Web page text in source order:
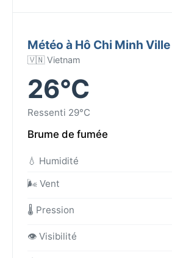
Météo à Hô Chi Minh Ville
🇻🇳 Vietnam
26°C
Ressenti 29°C
Brume de fumée
💧 Humidité
🌬️ Vent
🌡️ Pression
👁️ Visibilité